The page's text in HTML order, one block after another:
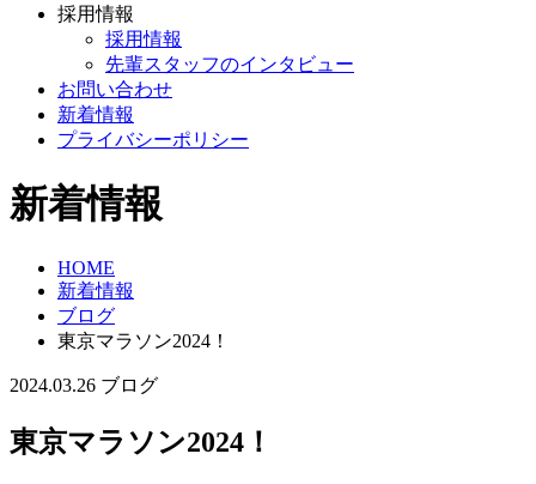
採用情報
採用情報
先輩スタッフのインタビュー
お問い合わせ
新着情報
プライバシーポリシー
新着情報
HOME
新着情報
ブログ
東京マラソン2024！
2024.03.26 ブログ
東京マラソン2024！